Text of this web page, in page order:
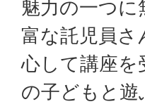
魅力の一つ
富な託児員
心して講座
の子どもと